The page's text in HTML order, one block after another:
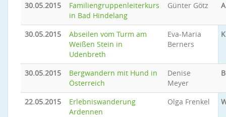
30.05.2015
Familiengruppenleiterkurs
in Bad Hindelang
Günter Götz
30.05.2015
Abseilen vom Turm am
Weißen Stein in
Udenbreth
Eva-Maria
Berners
30.05.2015
Bergwandern mit Hund in
Österreich
Denise
Meyer
22.05.2015
Erlebniswanderung
Ardennen
Olga Frenkel